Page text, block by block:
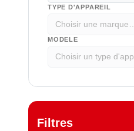
TYPE D'APPAREIL
MODELE
Filtres